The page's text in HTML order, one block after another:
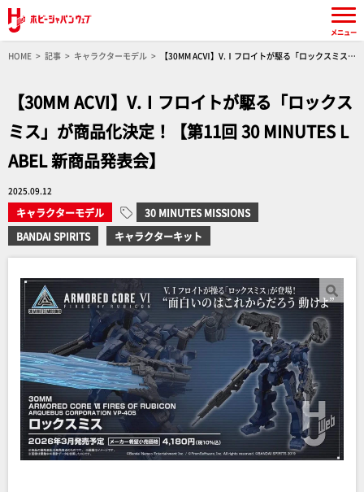
HOME 記事 キャラクターモデル
【30MM ACⅥ】V.Ⅰフロイトが駆る「ロックスミス」
【30MM ACⅥ】V.Ⅰフロイトが駆る「ロックス
ミス」が商品化決定！【第11回 30 MINUTES L
ABEL 新商品発表会】
2025.09.12
キャラクターモデル
30 MINUTES MISSIONS
BANDAI SPIRITS
キャラクターキット
メニュー